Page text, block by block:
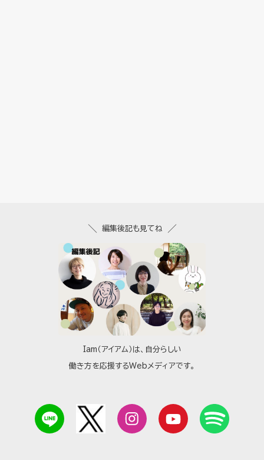
Iam（アイアム）は、自分らしい
働き方を応援するWebメディアです。
編集後記も見てね